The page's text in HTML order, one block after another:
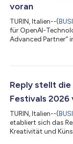
voran
TURIN, Italien--(
für OpenAI-
Advanced Partner“
Implementierung
Branchenexpertise,
Cog...
Reply stellt die
Festivals 2026
TURIN, Italien--(
etabliert sich das
Kreativität und